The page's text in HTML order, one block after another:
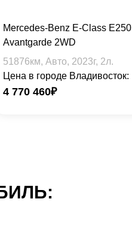
Mercedes-Benz E-Class E250
Avantgarde 2WD
51876км, Авто, 2023г, 2л.
Цена в городе Владивосток:
4 770 460₽